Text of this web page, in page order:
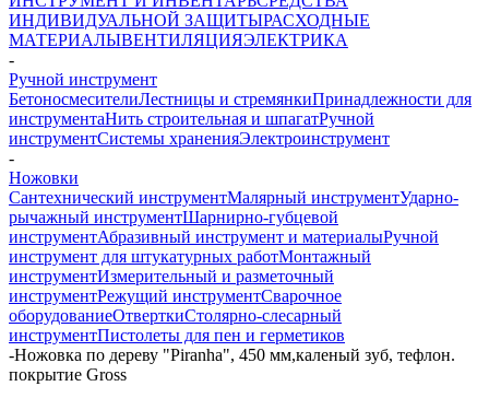
ИНДИВИДУАЛЬНОЙ ЗАЩИТЫРАСХОДНЫЕ
МАТЕРИАЛЫВЕНТИЛЯЦИЯЭЛЕКТРИКА
-
Ручной инструмент
БетоносмесителиЛестницы и стремянкиПринадлежности для
инструментаНить строительная и шпагатРучной
инструментСистемы храненияЭлектроинструмент
-
Ножовки
Сантехнический инструментМалярный инструментУдарно-
рычажный инструментШарнирно-губцевой
инструментАбразивный инструмент и материалыРучной
инструмент для штукатурных работМонтажный
инструментИзмерительный и разметочный
инструментРежущий инструментСварочное
оборудованиеОтверткиСтолярно-слесарный
инструментПистолеты для пен и герметиков
-Ножовка по дереву "Piranha", 450 мм,каленый зуб, тефлон.
покрытие Gross